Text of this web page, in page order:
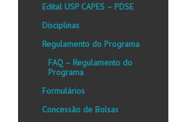
Edital USP CAPES – PDSE
Disciplinas
Regulamento do Programa
FAQ – Regulamento do
Programa
Formulários
Concessão de Bolsas